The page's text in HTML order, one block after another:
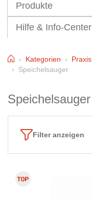
Produkte
Hilfe & Info-Center
HomeKategorien Praxis
Speichelsauger
Speichelsauger
Filter anzeigen